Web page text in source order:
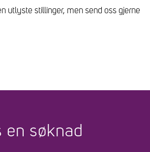
utlyste stillinger, men send oss gjerne
en søknad